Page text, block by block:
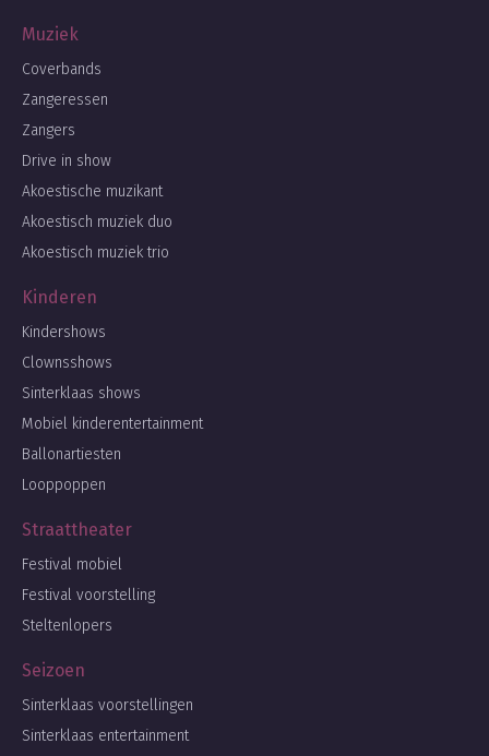
Muziek
Coverbands
Zangeressen
Zangers
Drive in show
Akoestische muzikant
Akoestisch muziek duo
Akoestisch muziek trio
Kinderen
Kindershows
Clownsshows
Sinterklaas shows
Mobiel kinderentertainment
Ballonartiesten
Looppoppen
Straattheater
Festival mobiel
Festival voorstelling
Steltenlopers
Seizoen
Sinterklaas voorstellingen
Sinterklaas entertainment